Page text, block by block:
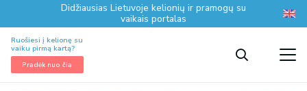
Didžiausias Lietuvoje kelionių ir pramogų su
vaikais portalas
Ruošiesi į kelionę su
vaiku pirmą kartą?
Pradėk nuo čia